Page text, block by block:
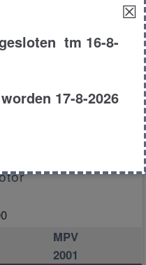
MPV
2001
☒
tm 16-8-
17-8-2026